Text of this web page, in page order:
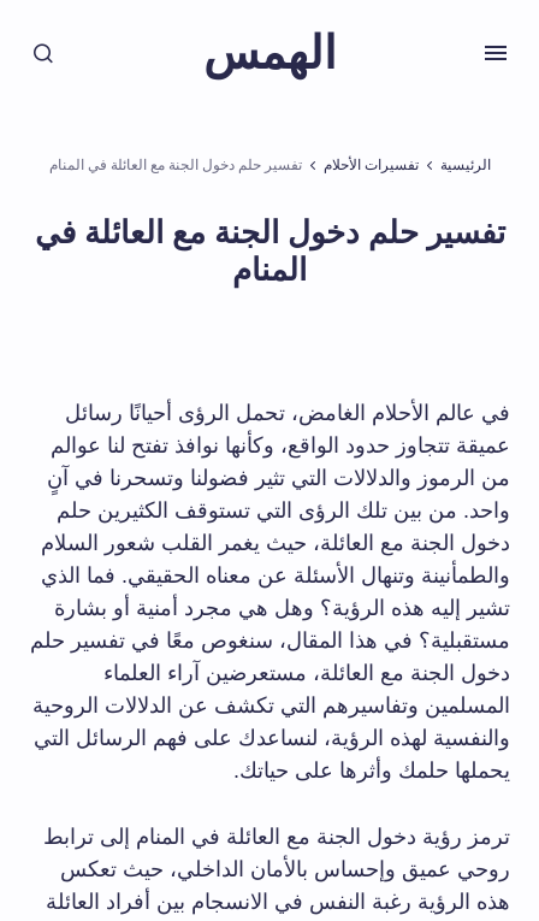
الهمس
الرئيسية تفسيرات الأحلام تفسير حلم دخول الجنة مع العائلة في المنام
تفسير حلم دخول الجنة مع العائلة في
المنام
في عالم الأحلام الغامض، تحمل الرؤى أحيانًا رسائل
عميقة تتجاوز حدود الواقع، وكأنها نوافذ تفتح لنا عوالم
من الرموز والدلالات التي تثير فضولنا وتسحرنا في آنٍ
واحد. من بين تلك الرؤى التي تستوقف الكثيرين حلم
دخول الجنة مع العائلة، حيث يغمر القلب شعور السلام
والطمأنينة وتنهال الأسئلة عن معناه الحقيقي. فما الذي
تشير إليه هذه الرؤية؟ وهل هي مجرد أمنية أو بشارة
مستقبلية؟ في هذا المقال، سنغوص معًا في تفسير حلم
دخول الجنة مع العائلة، مستعرضين آراء العلماء
المسلمين وتفاسيرهم التي تكشف عن الدلالات الروحية
والنفسية لهذه الرؤية، لنساعدك على فهم الرسائل التي
يحملها حلمك وأثرها على حياتك.
ترمز رؤية دخول الجنة مع العائلة في المنام إلى ترابط
روحي عميق وإحساس بالأمان الداخلي، حيث تعكس
هذه الرؤية رغبة النفس في الانسجام بين أفراد العائلة